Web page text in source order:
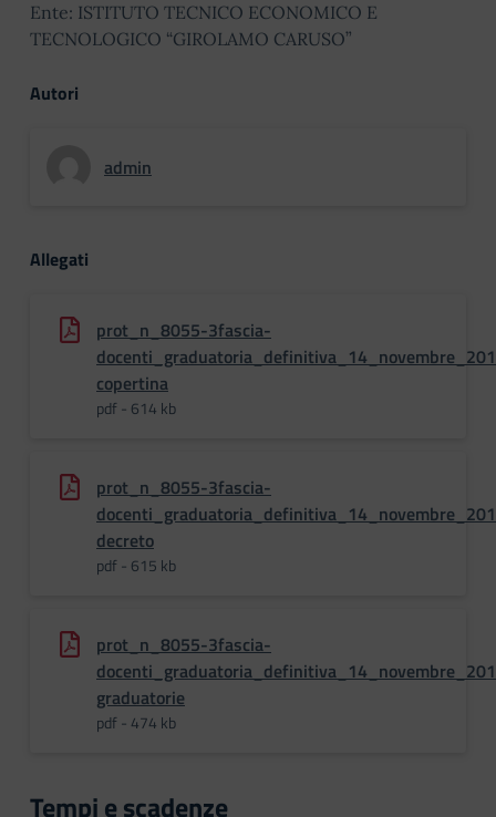
Ente: ISTITUTO TECNICO ECONOMICO E
TECNOLOGICO “GIROLAMO CARUSO”
Autori
admin
Allegati
prot_n_8055-3fascia-
copertina
pdf - 614 kb
prot_n_8055-3fascia-
decreto
pdf - 615 kb
prot_n_8055-3fascia-
graduatorie
pdf - 474 kb
Tempi e scadenze